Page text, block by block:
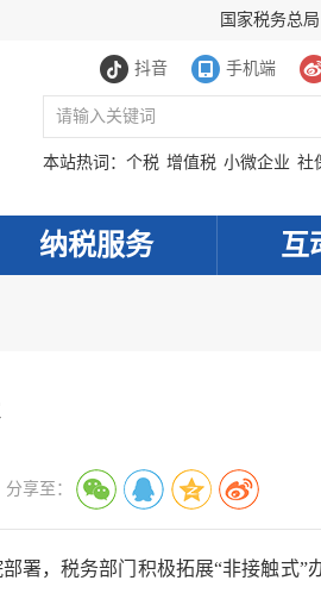
国家税务总局
抖音 手机端
本站热词： 个税 增值税 小微企业 社
纳税服务 互
分享至：
署，税务部门积极拓展“非接触式”